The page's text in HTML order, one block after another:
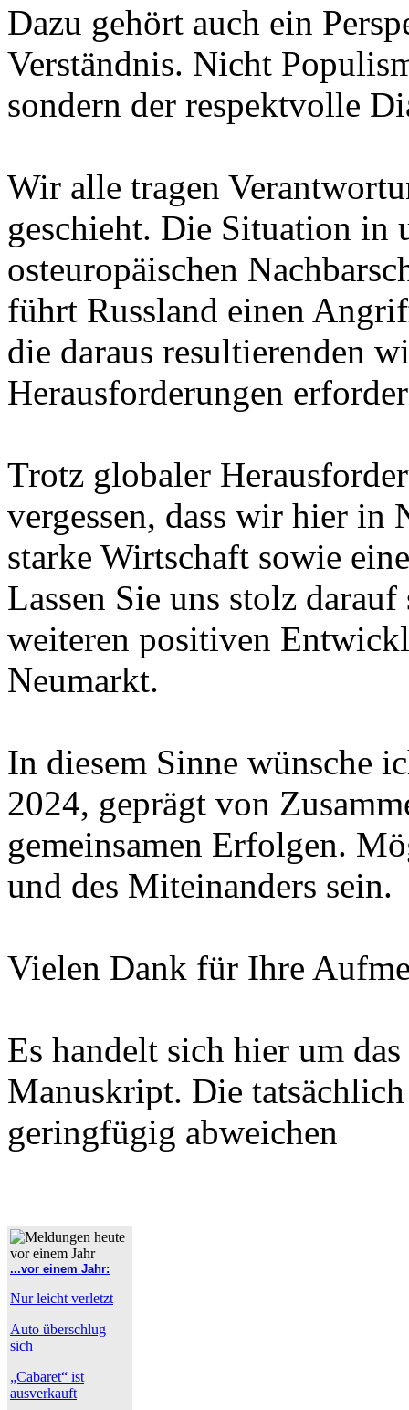
Dazu gehört auch ein
Verständnis. Nicht
sondern der respektvolle
Wir alle tragen
geschieht. Die Situation in
osteuropäischen
führt Russland einen
die daraus resultierenden
Herausforderungen
Trotz globaler
vergessen, dass wir hier in
starke Wirtschaft sowie
Lassen Sie uns stolz
weiteren positiven
Neumarkt.
In diesem Sinne wünsche
2024, geprägt von
gemeinsamen Erfolgen.
und des Miteinanders sein.
Vielen Dank für Ihre
Es handelt sich hier um
Manuskript. Die
geringfügig abweichen
...vor einem Jahr:
Nur leicht verletzt
Auto überschlug
sich
„Cabaret“ ist
ausverkauft